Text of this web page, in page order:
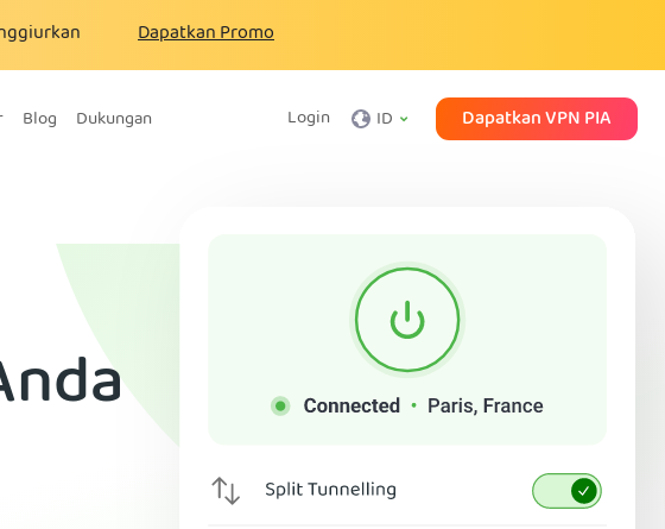
Dapatkan Promo
Blog Dukungan Login ID Dapatkan VPN PIA